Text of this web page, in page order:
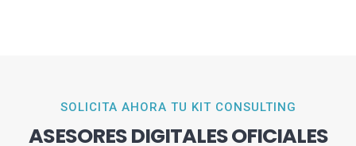
SOLICITA AHORA TU KIT CONSULTING
ASESORES DIGITALES OFICIALES